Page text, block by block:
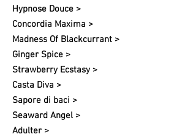
Hypnose Douce >
Concordia Maxima >
Madness Of Blackcurrant >
Ginger Spice >
Strawberry Ecstasy >
Casta Diva >
Sapore di baci >
Seaward Angel >
Adulter >